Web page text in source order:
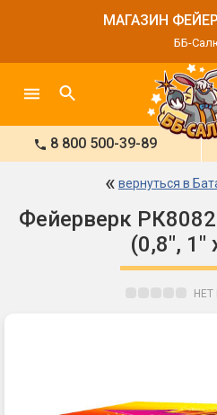
МАГАЗИН
ББ-
8 800 500-39-89
« вернуться в
Фейерверк
(0,8", 1"